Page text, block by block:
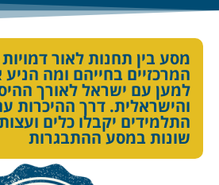
מסע בין תחנות לאור
המרכזיים בחייהם ומה
למען עם ישראל לאורך
והישראלית. דרך ההיכרות
התלמידים יקבלו כלים
שונות במסע ההתבגרות